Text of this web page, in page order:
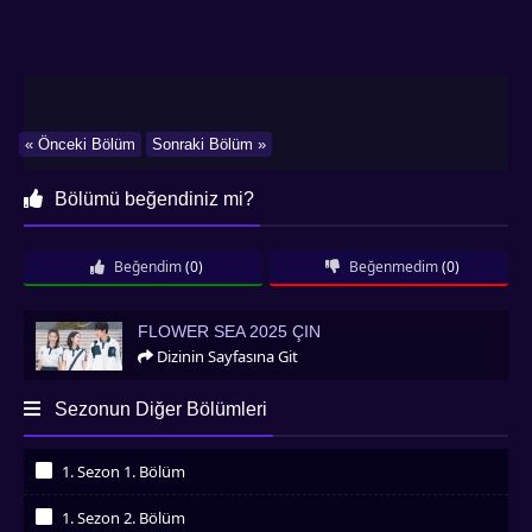
Sonraki Bölüm »
« Önceki Bölüm
Bölümü beğendiniz mi?
Beğendim (0) Beğenmedim (0)
Flower Sea 2025 Çin
FLOWER SEA 2025 ÇIN
Dizinin Sayfasına Git
Sezonun Diğer Bölümleri
1. Sezon 1. Bölüm
1. Sezon 2. Bölüm